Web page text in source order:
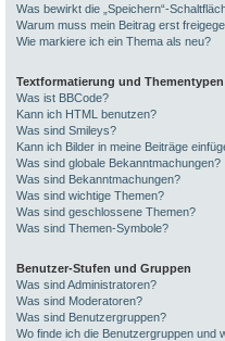
Was bewirkt die „Speichern“-
Warum muss mein Beitrag erst
Wie markiere ich ein Thema als neu?
Textformatierung und Thementypen
Was ist BBCode?
Kann ich HTML benutzen?
Was sind Smileys?
Kann ich Bilder in meine Beiträge
Was sind globale Bekanntmachungen?
Was sind Bekanntmachungen?
Was sind wichtige Themen?
Was sind geschlossene Themen?
Was sind Themen-Symbole?
Benutzer-Stufen und Gruppen
Was sind Administratoren?
Was sind Moderatoren?
Was sind Benutzergruppen?
Wo finde ich die Benutzergruppen und